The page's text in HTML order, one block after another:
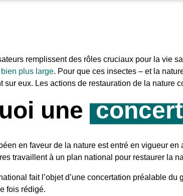
remplissent des rôles cruciaux pour la vie
plus large. Pour que ces insectes – et la
sur eux. Les actions de restauration de la nature
une
en faveur de la nature est entré en vigueur
travaillent à un plan national pour restaurer la
fait l’objet d’une concertation préalable
fois rédigé.